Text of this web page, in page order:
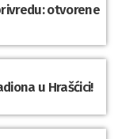
otvorene
u Hrašćici!